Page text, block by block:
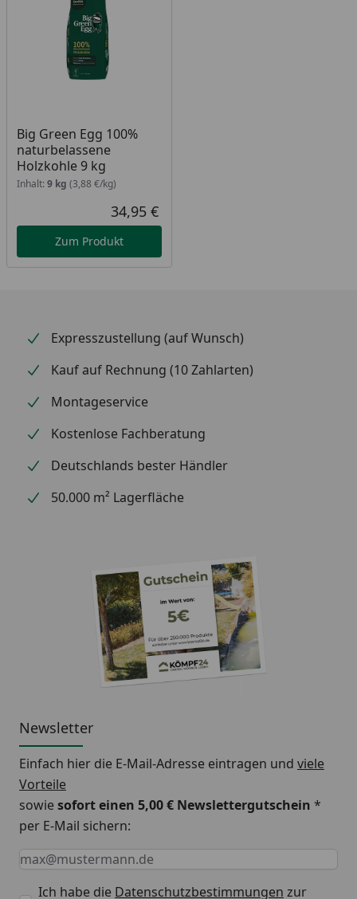
Big Green Egg 100%
naturbelassene
Holzkohle 9 kg
Inhalt: 9 kg (3,88 €/kg)
Aktueller Preis
34,95 €
Zum Produkt
Expresszustellung (auf Wunsch)
Kauf auf Rechnung (10 Zahlarten)
Montageservice
Kostenlose Fachberatung
Deutschlands bester Händler
50.000 m² Lagerfläche
Newsletter
Einfach hier die E-Mail-Adresse eintragen und viele
Vorteile
sowiesofort einen 5,00 € Newslettergutschein *
per E-Mail sichern:
Keine Eingabe erforderlich
Eingabe erforderlich
E-Mail *
Ich habe die Datenschutzbestimmungen zur